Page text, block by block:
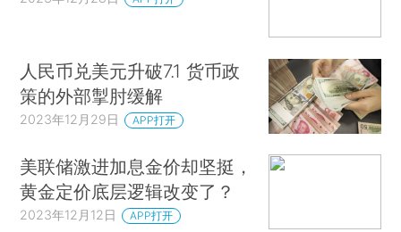
人民币兑美元升破7.1 货币政
策的外部掣肘缓解
2023年12月29日 APP打开
美联储激进加息金价却坚挺，
黄金定价底层逻辑改变了？
2023年12月12日 APP打开